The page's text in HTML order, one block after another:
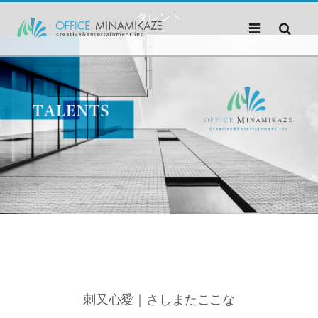
タレント
刺又心愛｜さしまたここな